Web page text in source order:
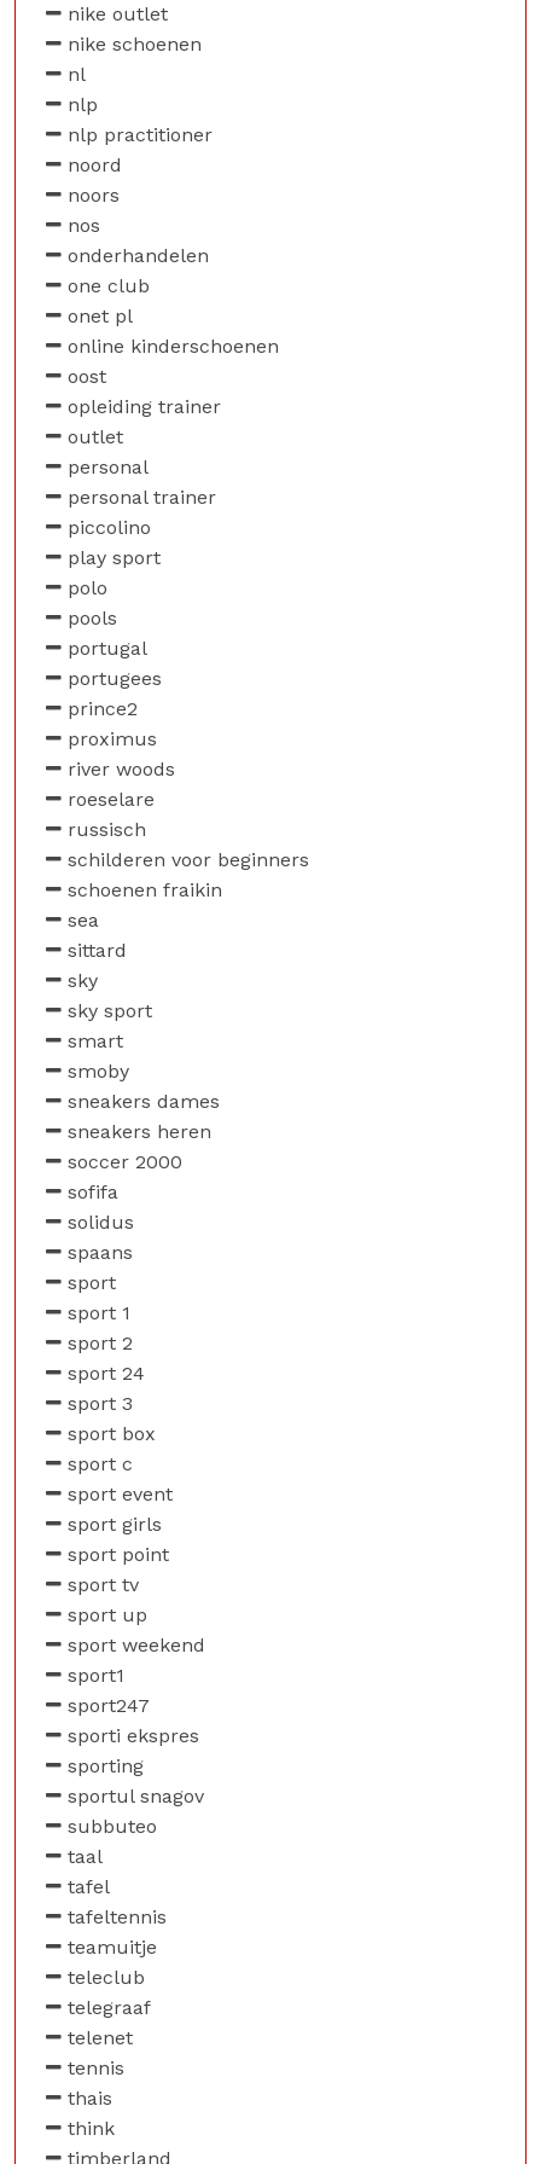
nike outlet
nike schoenen
nl
nlp
nlp practitioner
noord
noors
nos
onderhandelen
one club
onet pl
online kinderschoenen
oost
opleiding trainer
outlet
personal
personal trainer
piccolino
play sport
polo
pools
portugal
portugees
prince2
proximus
river woods
roeselare
russisch
schilderen voor beginners
schoenen fraikin
sea
sittard
sky
sky sport
smart
smoby
sneakers dames
sneakers heren
soccer 2000
sofifa
solidus
spaans
sport
sport 1
sport 2
sport 24
sport 3
sport box
sport c
sport event
sport girls
sport point
sport tv
sport up
sport weekend
sport1
sport247
sporti ekspres
sporting
sportul snagov
subbuteo
taal
tafel
tafeltennis
teamuitje
teleclub
telegraaf
telenet
tennis
thais
think
timberland